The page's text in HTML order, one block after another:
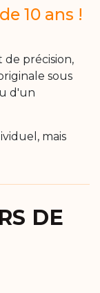
10 ans !
de précision,
sous
d'un
mais
DE